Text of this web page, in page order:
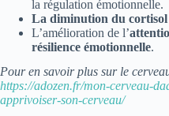
la régulation émotionnelle.
La diminution du cortisol
L’amélioration de l’
résilience émotionnelle.
Pour en savoir plus sur le
https://adozen.fr/mon-cerveau-
apprivoiser-son-cerveau/